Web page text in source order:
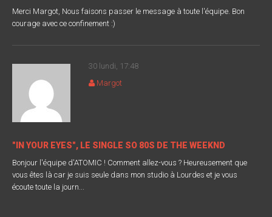
Merci Margot, Nous faisons passer le message à toute l'équipe. Bon
courage avec ce confinement :)
30 lundi, 17:48
Margot
"IN YOUR EYES", LE SINGLE SO 80S DE THE WEEKND
Bonjour l'équipe d'ATOMIC ! Comment allez-vous ? Heureusement que
vous êtes là car je suis seule dans mon studio à Lourdes et je vous
écoute toute la journ...